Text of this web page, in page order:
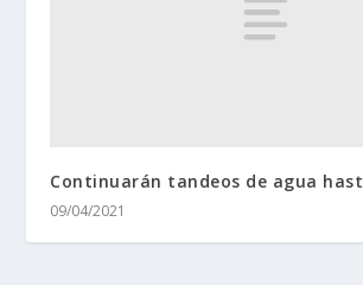
Continuarán tandeos de agua
09/04/2021